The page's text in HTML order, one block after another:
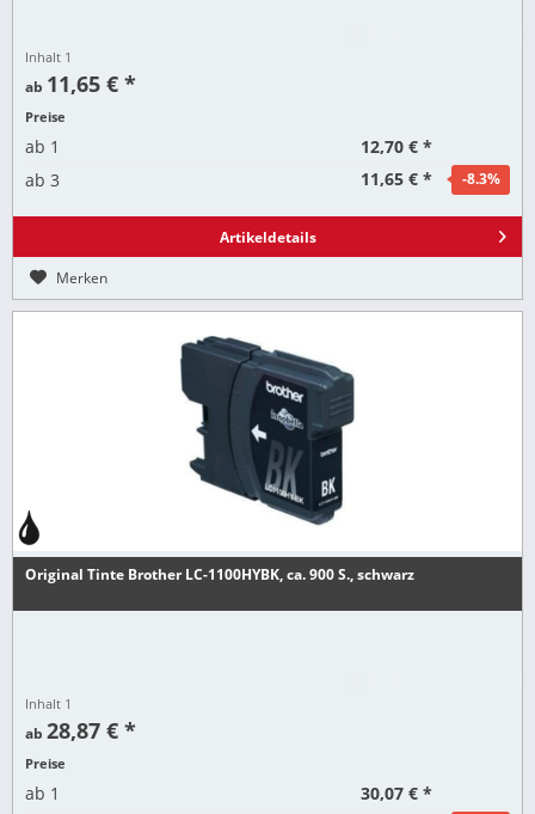
Inhalt 1
ab 11,65 € *
Preise
ab 1
12,70 € *
ab 3 11,65 € * -8.3%
Artikeldetails
Merken
Original Tinte Brother LC-1100HYBK, ca. 900 S., schwarz
Inhalt 1
ab28,87 € *
Preise
ab 1 30,07 € *